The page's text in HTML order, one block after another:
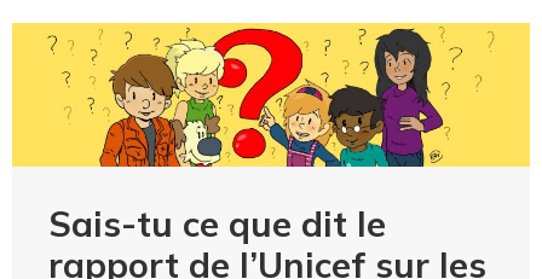
Sais-tu ce que dit le
rapport de l’Unicef sur les